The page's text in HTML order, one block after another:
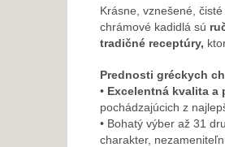
Krásne, vznešené,
chrámové kadidlá sú
tradičné receptúry,
Prednosti gréckych
• Excelentná kvalita a
pochádzajúcich z
• Bohatý výber až 31
charakter,